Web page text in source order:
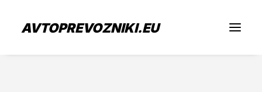
AVTOPREVOZNIKI.EU